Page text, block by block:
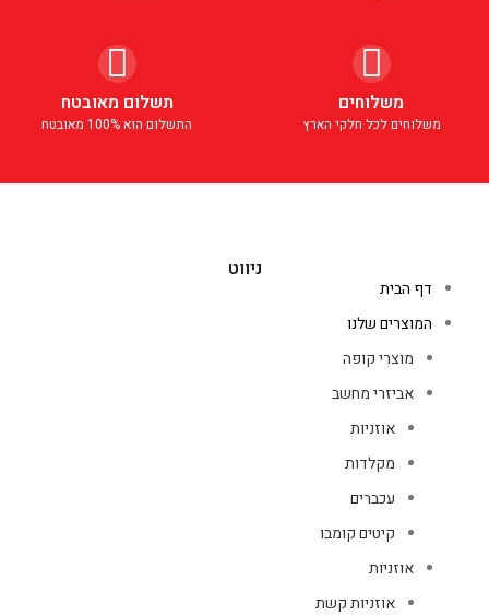
משלוחים
משלוחים לכל חלקי הארץ
תשלום מאובטח
התשלום הוא 100% מאובטח
ניווט
דף הבית
המוצרים שלנו
מוצרי קופה
אביזרי מחשב
אוזניות
מקלדות
עכברים
קיטים קומבו
אוזניות
אוזניות קשת